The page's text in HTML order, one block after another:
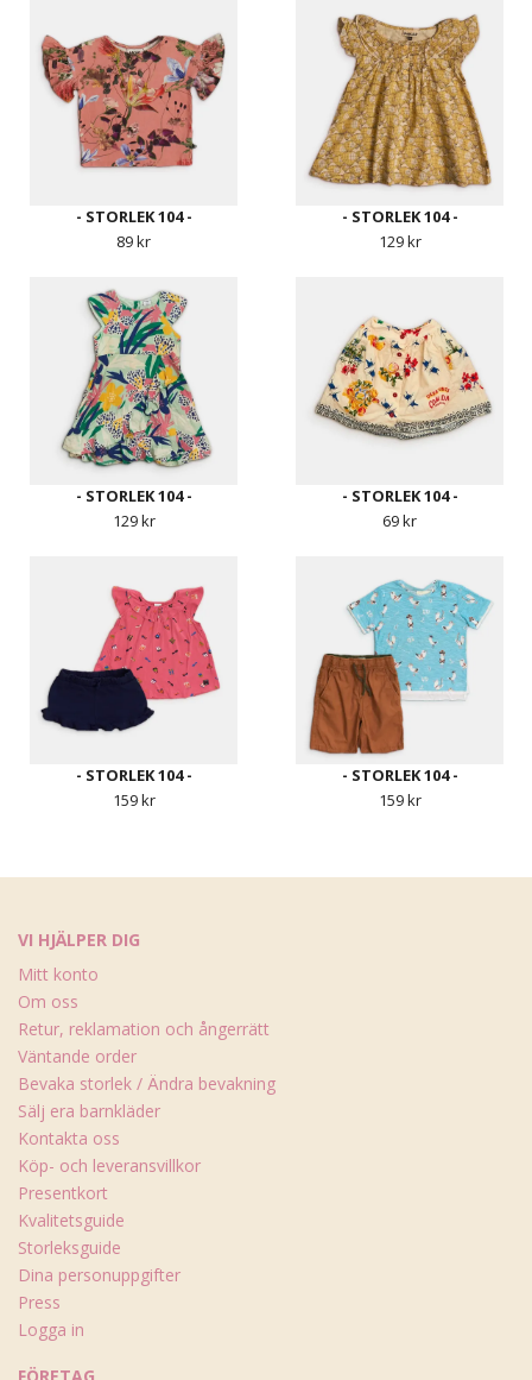
- STORLEK 104 -
89 kr
- STORLEK 104 -
129 kr
- STORLEK 104 -
129 kr
- STORLEK 104 -
69 kr
- STORLEK 104 -
159 kr
- STORLEK 104 -
159 kr
VI HJÄLPER DIG
Mitt konto
Om oss
Retur, reklamation och ångerrätt
Väntande order
Bevaka storlek / Ändra bevakning
Sälj era barnkläder
Kontakta oss
Köp- och leveransvillkor
Presentkort
Kvalitetsguide
Storleksguide
Dina personuppgifter
Press
Logga in